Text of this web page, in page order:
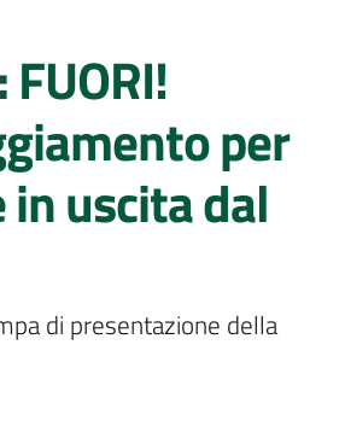
per
uscita dal
di presentazione della